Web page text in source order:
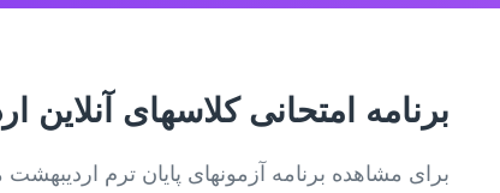
برنامه امتحانی کلاسهای
برای مشاهده برنامه آزمونهای پایان ترم اردیبهشت ماه 1399 در آموزشگاه مجازی زبان انگلیسی استاد